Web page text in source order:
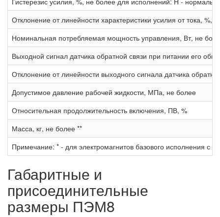
Отклонение от линейности характеристики усилия от тока, %,
Номинальная потребляемая мощность управления, Вт, не
Выходной сигнал датчика обратной связи при питании его
Отклонение от линейности выходного сигнала датчика
Допустимое давление рабочей жидкости, МПа, не более
Относительная продолжительность включения, ПВ, %
Масса, кг, не более **
Примечание: * - для электромагнитов базового исполнения с
Габаритные и
присоединительные
размеры ПЭМ8